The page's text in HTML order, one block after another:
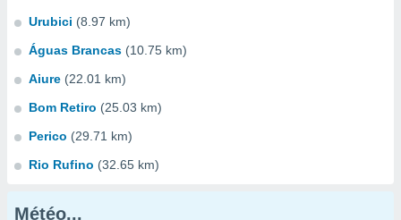
Urubici (8.97 km)
Águas Brancas (10.75 km)
Aiure (22.01 km)
Bom Retiro (25.03 km)
Perico (29.71 km)
Rio Rufino (32.65 km)
Météo...